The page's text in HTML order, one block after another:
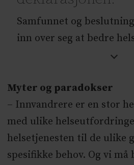
Samfunnet og
inn over seg at bedre
innvandrere er bedre
ikke bare avhengig av
faktorer, men også gode
strukturelle rammeverk
levekår og
gjøres på fagfeltet
Myter og paradokser
– Innvandrere er en stor
med ulike
helsetjenesten til de ulike
spesifikke behov. Og vi må